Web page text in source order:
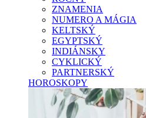
ZNAMENIA
NUMERO A MÁGIA
KELTSKÝ
EGYPTSKÝ
INDIÁNSKY
CYKLICKÝ
PARTNERSKÝ
HOROSKOPY